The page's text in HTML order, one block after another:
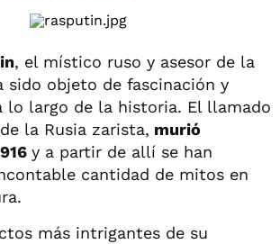
, el místico ruso y asesor de la
sido objeto de fascinación y
lo largo de la historia. El llamado
de la Rusia zarista, murió
y a partir de allí se han
cantidad de mitos en
más intrigantes de su